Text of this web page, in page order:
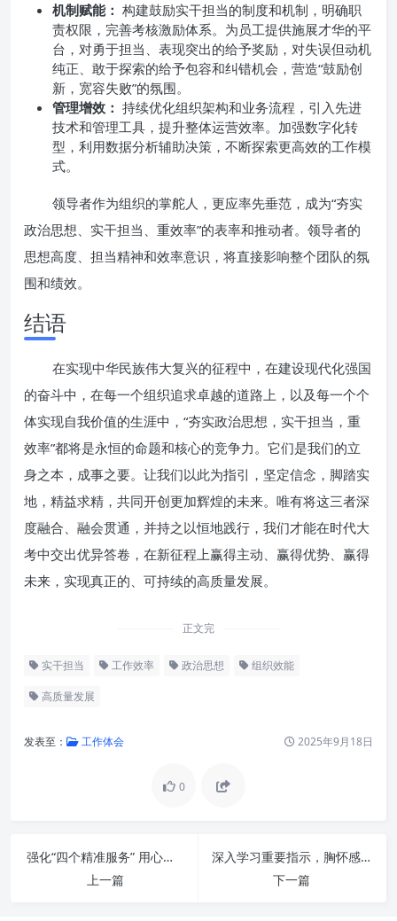
机制赋能： 构建鼓励实干担当的制度和机制，明确职
责权限，完善考核激励体系。为员工提供施展才华的平
台，对勇于担当、表现突出的给予奖励，对失误但动机
纯正、敢于探索的给予包容和纠错机会，营造“鼓励创
新，宽容失败”的氛围。
管理增效： 持续优化组织架构和业务流程，引入先进
技术和管理工具，提升整体运营效率。加强数字化转
型，利用数据分析辅助决策，不断探索更高效的工作模
式。
领导者作为组织的掌舵人，更应率先垂范，成为“夯实
政治思想、实干担当、重效率”的表率和推动者。领导者的
思想高度、担当精神和效率意识，将直接影响整个团队的氛
围和绩效。
结语
在实现中华民族伟大复兴的征程中，在建设现代化强国
的奋斗中，在每一个组织追求卓越的道路上，以及每一个个
体实现自我价值的生涯中，“夯实政治思想，实干担当，重
效率”都将是永恒的命题和核心的竞争力。它们是我们的立
身之本，成事之要。让我们以此为指引，坚定信念，脚踏实
地，精益求精，共同开创更加辉煌的未来。唯有将这三者深
度融合、融会贯通，并持之以恒地践行，我们才能在时代大
考中交出优异答卷，在新征程上赢得主动、赢得优势、赢得
未来，实现真正的、可持续的高质量发展。
正文完
实干担当 工作效率 政治思想 组织效能
高质量发展
发表至： 工作体会 2025年9月18日
0
强化“四个精准服务” 用心用情做好老干部工作：新时代老干部工作的深度实践与人文关怀
上一篇
深入学习重要指示，胸怀感恩志，奋进一流路：新时代的精神动力与实践航向
下一篇